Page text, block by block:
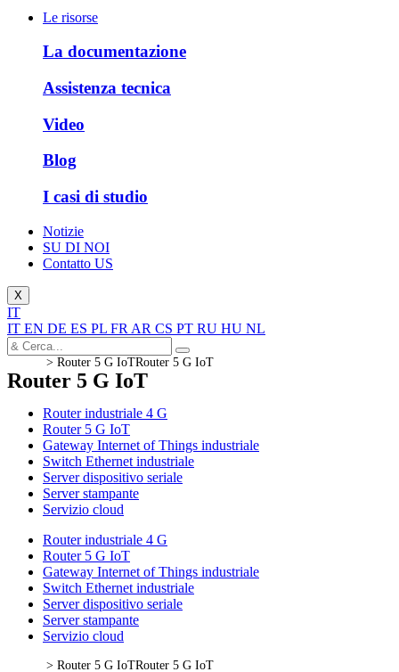
Le risorse
La documentazione
Assistenza tecnica
Video
Blog
I casi di studio
Notizie
SU DI NOI
Contatto US
X
IT
IT EN DE ES PL FR AR CS PT RU HU NL
> Router 5 G IoTRouter 5 G IoT
Router 5 G IoT
Router industriale 4 G
Router 5 G IoT
Gateway Internet of Things industriale
Switch Ethernet industriale
Server dispositivo seriale
Server stampante
Servizio cloud
Router industriale 4 G
Router 5 G IoT
Gateway Internet of Things industriale
Switch Ethernet industriale
Server dispositivo seriale
Server stampante
Servizio cloud
> Router 5 G IoTRouter 5 G IoT